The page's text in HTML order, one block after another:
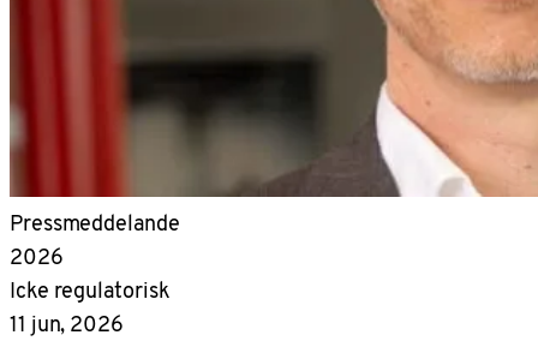
Pressmeddelande
2026
Icke regulatorisk
11 jun, 2026